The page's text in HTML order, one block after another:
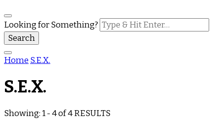
Looking for Something?
Home S.E.X.
S.E.X.
Showing: 1 - 4 of 4 RESULTS